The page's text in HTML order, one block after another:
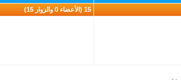
15 (الأعضاء 0 والزوار 15)